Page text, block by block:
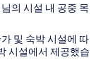
의 시설 내 공중 목
및 숙박 시설에 따
시설에서 제공했습